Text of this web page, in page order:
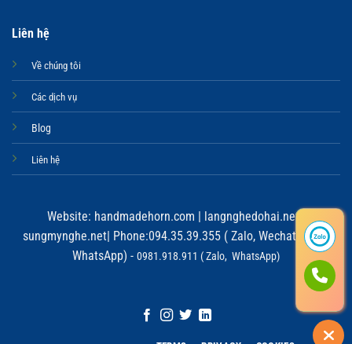
Liên hệ
Về chúng tôi
Các dịch vụ
Blog
Liên hệ
Website: handmadehorn.com | langnghedohai.net
sungmynghe.net| Phone:094.35.39.355 ( Zalo, Wechat, Viber,
WhatsApp) - 0981.918.911 ( Zalo, WhatsApp)